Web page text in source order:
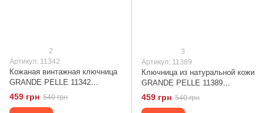
2
Артикул: 11342
Кожаная винтажная ключница
GRANDE PELLE 11342
Коричневый
459 грн 540 грн
3
Артикул: 11389
Ключница из натуральной кожи
GRANDE PELLE 11389
Бордовый
459 грн 540 грн